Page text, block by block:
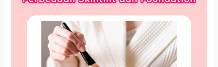
dan
Foundation